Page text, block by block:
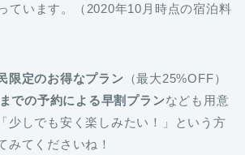
ています。（2020年10月時点の宿泊料
限定のお得なプラン （最大25%OFF）
での予約による早割プランなども用意
少しでも安く楽しみたい！」という方
みてくださいね！